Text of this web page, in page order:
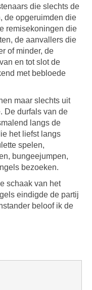
die slechts de
de opgeruimden die
remisekoningen die
de aanvallers die
of minder, de
en tot slot de
met bebloede
maar slechts uit
De durfals van de
langs de
het liefst langs
spelen,
bungeejumpen,
bezoeken.
schaak van het
eindigde de partij
beloof ik de